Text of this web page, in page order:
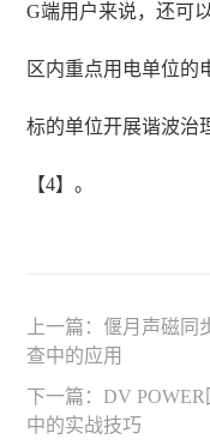
G端用户来说，还可
区内重点用电单位的
标的单位开展谐波治
【4】。
上一篇：偃月声磁同
查中的应用
下一篇：DV
中的实战技巧